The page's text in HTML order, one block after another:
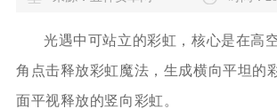
光遇中可站立的彩虹，核心是在高
角点击释放彩虹魔法，生成横向平坦的
面平视释放的竖向彩虹。